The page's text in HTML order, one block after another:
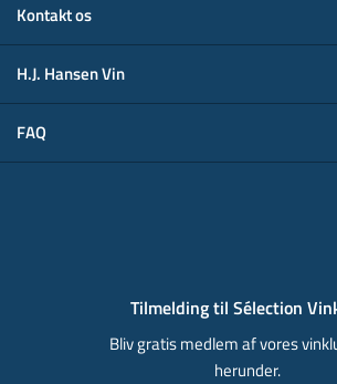
Kontakt os
H.J. Hansen Vin
FAQ
Tilmelding til Sélection
Bliv gratis medlem af vores
herunder.